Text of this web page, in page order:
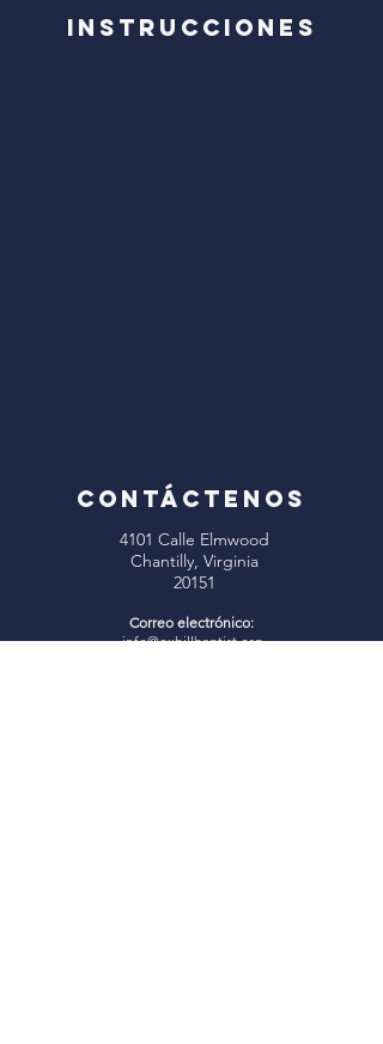
Instrucciones
CONTÁCTENOS
4101 Calle Elmwood
Chantilly, Virginia
20151
Correo electrónico:
info@oxhillbaptist.org